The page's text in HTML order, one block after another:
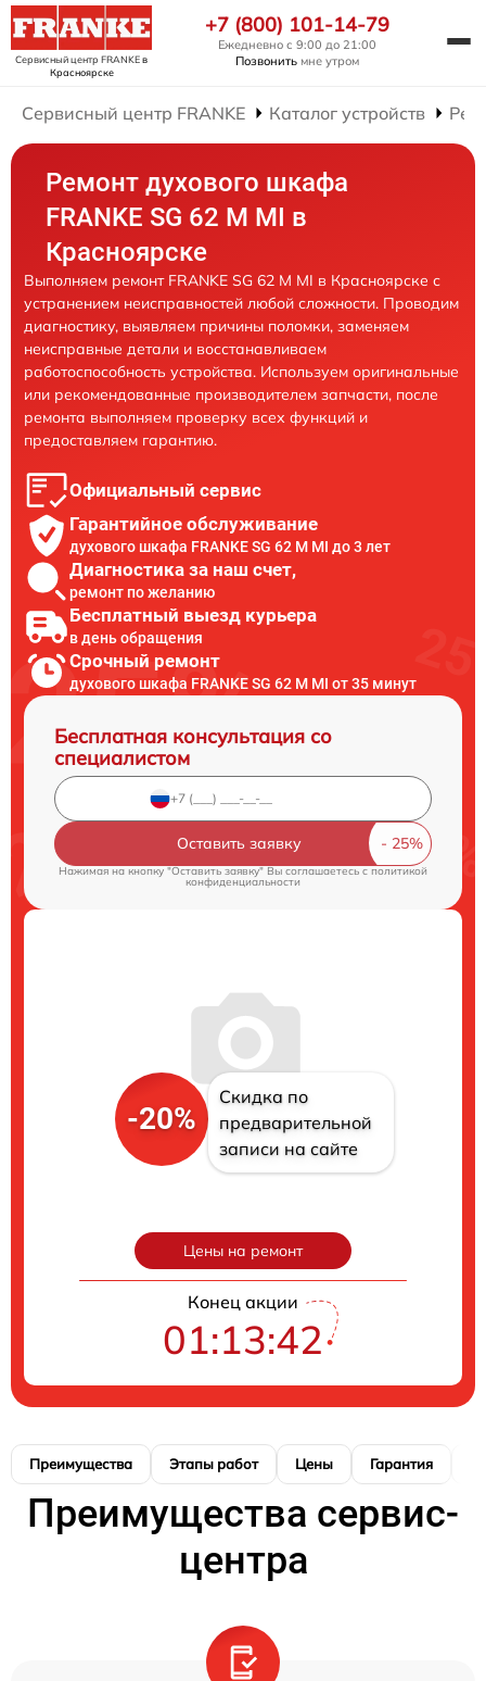
Сервисный центр FRANKEв
Красноярске
+7 (800) 101-14-79
Ежедневно с 9:00 до 21:00
Позвонить мне утром
Сервисный центр FRANKE Каталог устройств
Ремонт духового шкафа
FRANKE SG 62 M MI в
Красноярске
Выполняем ремонт FRANKE SG 62 M MI в Красноярске с
устранением неисправностей любой сложности. Проводим
диагностику, выявляем причины поломки, заменяем
неисправные детали и восстанавливаем
работоспособность устройства. Используем оригинальные
или рекомендованные производителем запчасти, после
ремонта выполняем проверку всех функций и
предоставляем гарантию.
Официальный сервис
Гарантийное обслуживание
духового шкафа FRANKE SG 62 M MI до 3 лет
Диагностика за наш счет,
ремонт по желанию
Бесплатный выезд курьера
в день обращения
Срочный ремонт
духового шкафа FRANKE SG 62 M MI от 35 минут
Бесплатная консультация со
специалистом
Оставить заявку
Нажимая на кнопку "Оставить заявку" Вы соглашаетесь cполитикой
конфиденциальности
-20%
Скидка по
предварительной
записи на сайте
Цены на ремонт
Конец акции
01:13:41
Преимущества Этапы работ Цены Гарантия
Преимущества сервис-
центра